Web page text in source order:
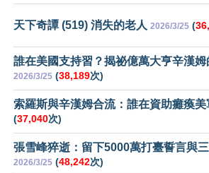
天下奇譚 (519) 消失的老人 2026/3/25 (
誰在美國支持習？揭祕億萬大亨辛漢
2026/3/25 (38,189次)
索羅斯與辛漢姆合流：誰在資助癱瘓美
(37,040次)
張雪峰猝逝：留下5000萬打臺誓言與
2026/3/25 (48,242次)